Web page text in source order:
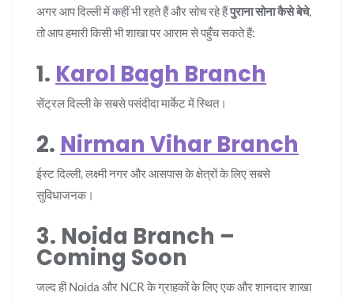
अगर आप दिल्ली में कहीं भी रहते हैं और सोच रहे हैंपुराना सोना कैसे बेचे,
तो आप हमारी किसी भी शाखा पर आराम से पहुँच सकते हैं:
1. Karol Bagh Branch
सेंट्रल दिल्ली के सबसे पसंदीदा मार्केट में स्थित।
2. Nirman Vihar Branch
ईस्ट दिल्ली, लक्ष्मी नगर और आसपास के क्षेत्रों के लिए सबसे
सुविधाजनक।
3. Noida Branch –
Coming Soon
जल्द ही Noida और NCR के ग्राहकों के लिए एक और शानदार शाखा